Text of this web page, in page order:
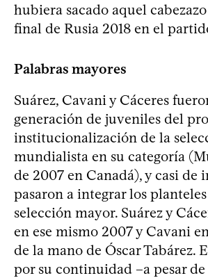
hubiera sacado aquel
final de Rusia 2018 en el
Palabras mayores
Suárez, Cavani y Cáceres
generación de juveniles del
institucionalización de la
mundialista en su categoría
de 2007 en Canadá), y casi de
pasaron a integrar los
selección mayor. Suárez y
en ese mismo 2007 y Cavani
de la mano de Óscar Tabárez.
por su continuidad –a pesar